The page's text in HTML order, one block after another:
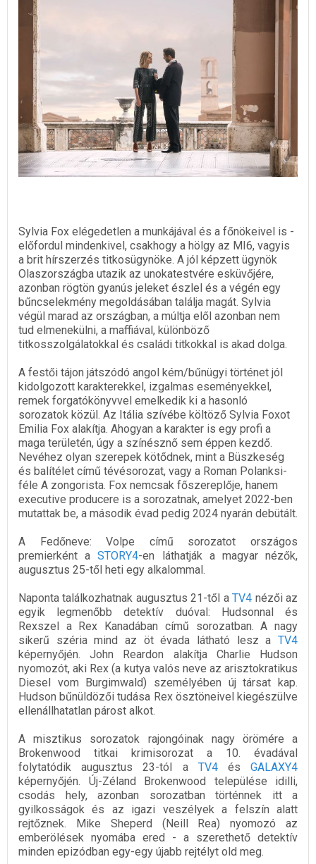
Sylvia Fox elégedetlen a munkájával és a főnökeivel is -
előfordul mindenkivel, csakhogy a hölgy az MI6, vagyis
a brit hírszerzés titkosügynöke. A jól képzett ügynök
Olaszországba utazik az unokatestvére esküvőjére,
azonban rögtön gyanús jeleket észlel és a végén egy
bűncselekmény megoldásában találja magát. Sylvia
végül marad az országban, a múltja elől azonban nem
tud elmenekülni, a maffiával, különböző
titkosszolgálatokkal és családi titkokkal is akad dolga.
A festői tájon játszódó angol kém/bűnügyi történet jól
kidolgozott karakterekkel, izgalmas eseményekkel,
remek forgatókönyvvel emelkedik ki a hasonló
sorozatok közül. Az Itália szívébe költöző Sylvia Foxot
Emilia Fox alakítja. Ahogyan a karakter is egy profi a
maga területén, úgy a színésznő sem éppen kezdő.
Nevéhez olyan szerepek kötődnek, mint a Büszkeség
és balítélet című tévésorozat, vagy a Roman Polanksi-
féle A zongorista. Fox nemcsak főszereplője, hanem
executive producere is a sorozatnak, amelyet 2022-ben
mutattak be, a második évad pedig 2024 nyarán debütált.
A Fedőneve: Volpe című sorozatot országos
premierként aSTORY4-en láthatják a magyar nézők,
augusztus 25-től heti egy alkalommal.
Naponta találkozhatnak augusztus 21-től aTV4 nézői az
egyik legmenőbb detektív duóval: Hudsonnal és
Rexszel a Rex Kanadában című sorozatban. A nagy
sikerű széria mind az öt évada látható lesz a TV4
képernyőjén. John Reardon alakítja Charlie Hudson
nyomozót, aki Rex (a kutya valós neve az arisztokratikus
Diesel vom Burgimwald) személyében új társat kap.
Hudson bűnüldözői tudása Rex ösztöneivel kiegészülve
ellenállhatatlan párost alkot.
A misztikus sorozatok rajongóinak nagy örömére a
Brokenwood titkai krimisorozat a 10. évadával
folytatódik augusztus 23-tól a TV4ésGALAXY4
képernyőjén. Új-Zéland Brokenwood települése idilli,
csodás hely, azonban sorozatban történnek itt a
gyilkosságok és az igazi veszélyek a felszín alatt
rejtőznek. Mike Sheperd (Neill Rea) nyomozó az
emberölések nyomába ered - a szerethető detektív
minden epizódban egy-egy újabb rejtélyt old meg.